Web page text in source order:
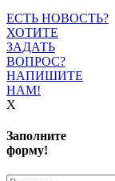
ЕСТЬ НОВОСТЬ?
ХОТИТЕ
ЗАДАТЬ
ВОПРОС?
НАПИШИТЕ
НАМ!
X
Заполните
форму!